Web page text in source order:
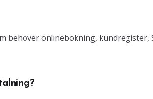
behöver onlinebokning, kundregister,